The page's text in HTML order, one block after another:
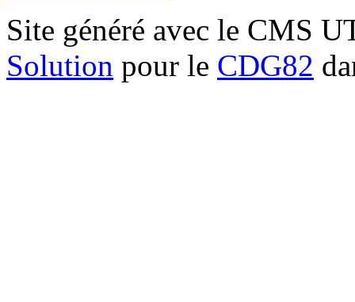
Site généré avec le CMS
Solution pour le CDG82